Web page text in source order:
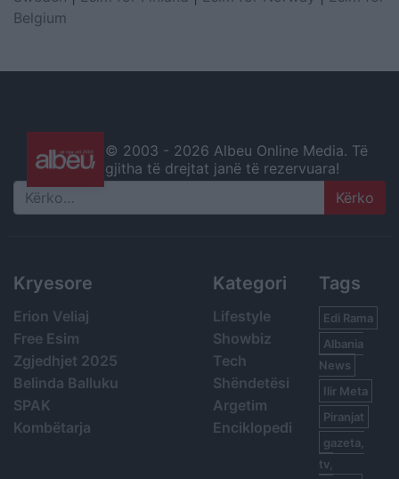
Belgium
© 2003 - 2026 Albeu Online Media. Të
gjitha të drejtat janë të rezervuara!
Search
Kryesore
Erion Veliaj
Free Esim
Zgjedhjet 2025
Belinda Balluku
SPAK
Kombëtarja
Kategori
Lifestyle
Showbiz
Tech
Shëndetësi
Argetim
Enciklopedi
Tags
Edi Rama
Albania
News
Ilir Meta
Piranjat
gazeta,
tv,